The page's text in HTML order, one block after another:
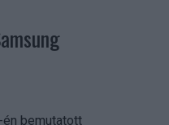
bemutatott